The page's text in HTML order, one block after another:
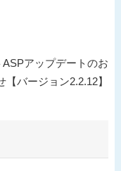
ASPアップデートのお
【バージョン2.2.12】